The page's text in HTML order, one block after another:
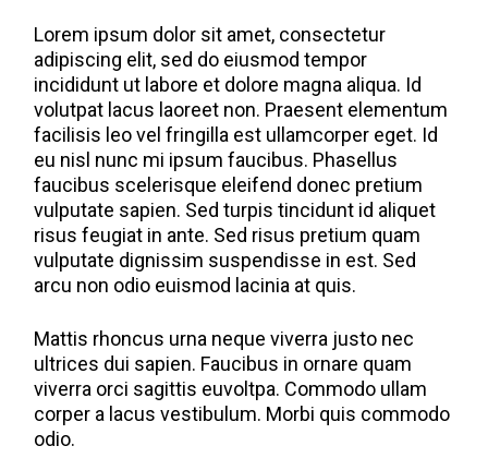
Lorem ipsum dolor sit amet, consectetur
adipiscing elit, sed do eiusmod tempor
incididunt ut labore et dolore magna aliqua. Id
volutpat lacus laoreet non. Praesent elementum
facilisis leo vel fringilla est ullamcorper eget. Id
eu nisl nunc mi ipsum faucibus. Phasellus
faucibus scelerisque eleifend donec pretium
vulputate sapien. Sed turpis tincidunt id aliquet
risus feugiat in ante. Sed risus pretium quam
vulputate dignissim suspendisse in est. Sed
arcu non odio euismod lacinia at quis.
Mattis rhoncus urna neque viverra justo nec
ultrices dui sapien. Faucibus in ornare quam
viverra orci sagittis euvoltpa. Commodo ullam
corper a lacus vestibulum. Morbi quis commodo
odio.